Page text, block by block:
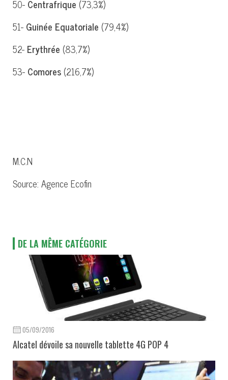
50- Centrafrique (73,3%)
51- Guinée Equatoriale (79,4%)
52- Erythrée (83,7%)
53- Comores(216,7%)
M.C.N
Source: Agence Ecofin
DE LA MÊME CATÉGORIE
05/09/2016
Alcatel dévoile sa nouvelle tablette 4G POP 4